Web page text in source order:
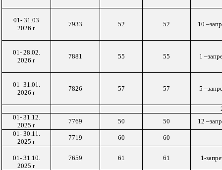
01-31.03
2026 г
7933 52 52 10 –
01- 28.02.
2026 г
7881 55 55 1 –
01- 31.01.
2026 г
7826 57 57 5 –
01- 31.12.
2025 г
7769 50 50 12 –
01- 30.11.
2025 г
7719 60 60
01- 31.10.
2025 г
7659 61 61 1-